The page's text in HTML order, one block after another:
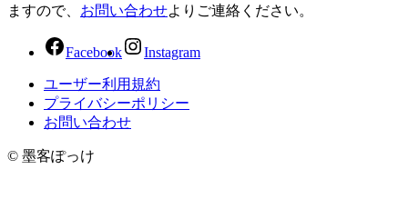
ますので、 お問い合わせよりご連絡ください。
Facebook Instagram
ユーザー利用規約
プライバシーポリシー
お問い合わせ
© 墨客ぽっけ